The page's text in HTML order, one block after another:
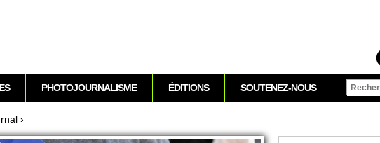
›
PHOTOJOURNALISME ÉDITIONS SOUTENEZ-NOUS